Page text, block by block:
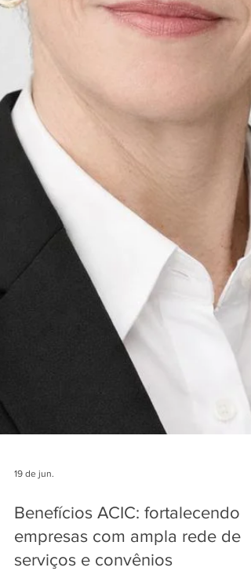
Benefícios ACIC: fortalecendo
empresas com ampla rede de